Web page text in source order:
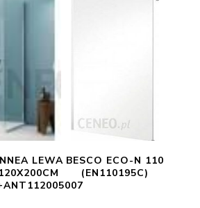
LEWA BESCO ECO-N 110
(EN110195C)